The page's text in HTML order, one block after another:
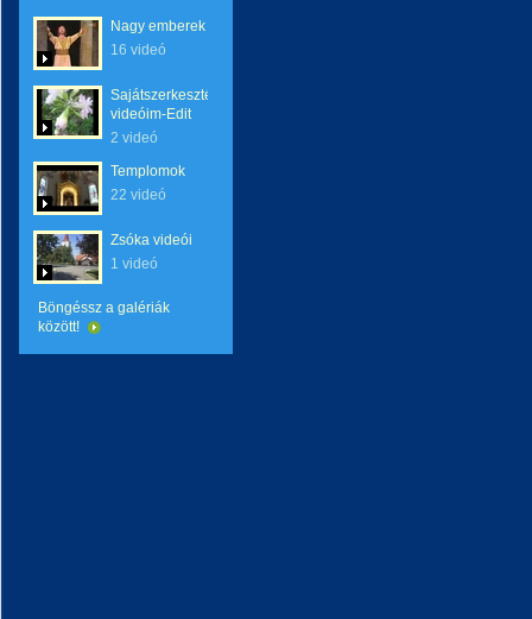
Nagy emberek
16 videó
Sajátszerkesztésű
videóim-Edit
2 videó
Templomok
22 videó
Zsóka videói
1 videó
Böngéssz a galériák
között!